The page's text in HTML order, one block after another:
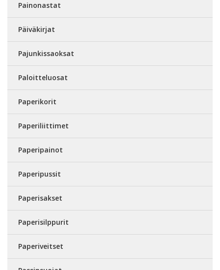
Painonastat
Päiväkirjat
Pajunkissaoksat
Paloitteluosat
Paperikorit
Paperiliittimet
Paperipainot
Paperipussit
Paperisakset
Paperisilppurit
Paperiveitset